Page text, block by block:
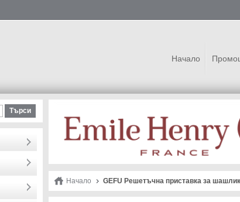
Начало
Начало GEFU Решетъчна приставка за
Търси